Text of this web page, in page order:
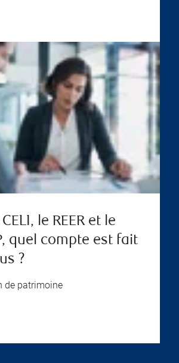
le REER et le
quel compte est fait
?
de patrimoine